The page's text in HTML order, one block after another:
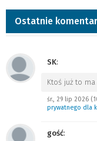
Ostatnie
SK:
Ktoś już to
śr., 29 lip 2026
prywatnego dla
gość: